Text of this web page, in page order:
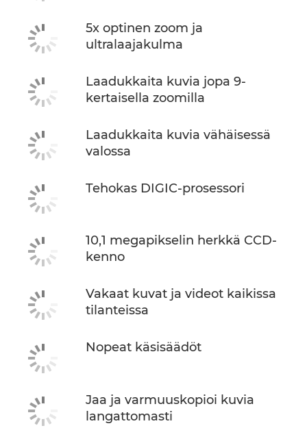
5x optinen zoom ja
ultralaajakulma
Laadukkaita kuvia jopa 9-
kertaisella zoomilla
Laadukkaita kuvia vähäisessä
valossa
Tehokas DIGIC-prosessori
10,1 megapikselin herkkä CCD-
kenno
Vakaat kuvat ja videot kaikissa
tilanteissa
Nopeat käsisäädöt
Jaa ja varmuuskopioi kuvia
langattomasti